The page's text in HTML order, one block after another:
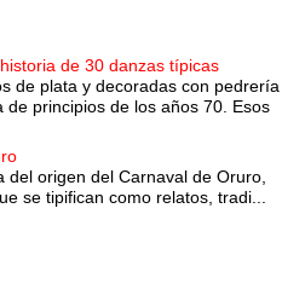
de 30 danzas típicas
de plata y decoradas con pedrería
principios de los años 70. Esos
del origen del Carnaval de Oruro,
se tipifican como relatos, tradi...